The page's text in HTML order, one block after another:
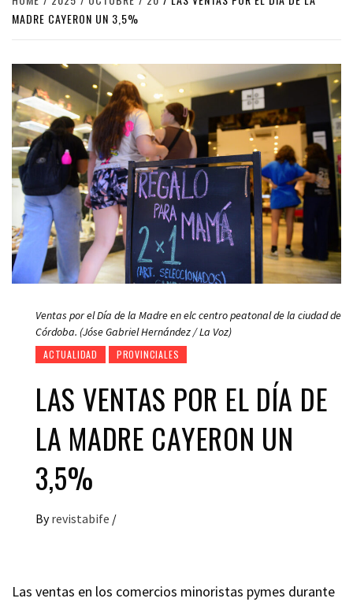
MADRE CAYERON UN 3,5%
Ventas por el Día de la Madre en elc centro peatonal de la ciudad de
Córdoba. (Jóse Gabriel Hernández / La Voz)
ACTUALIDAD PROVINCIALES
LAS VENTAS POR EL DÍA DE
LA MADRE CAYERON UN
3,5%
By revistabife /
Las ventas en los comercios minoristas pymes durante